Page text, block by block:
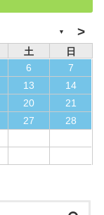
▼ >
土
日
6
7
13
14
20
21
27
28